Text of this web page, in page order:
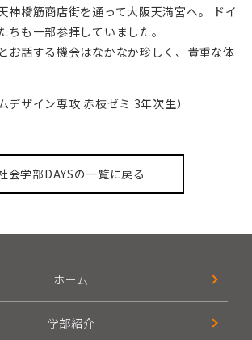
神橋筋商店街を通って大阪天満宮へ。 ドイ
ちも一部参拝していました。
お話する機会はなかなか珍しく、貴重な体
ザイン専攻 赤枝ゼミ 3年次生）
会学部DAYSの一覧に戻る
ホーム
学部紹介